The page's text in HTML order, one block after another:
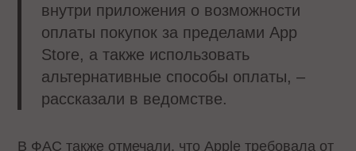
внутри приложения о возможности
оплаты покупок за пределами App
Store, а также использовать
альтернативные способы оплаты, –
рассказали в ведомстве.
В ФАС также отмечали, что Apple требовала от